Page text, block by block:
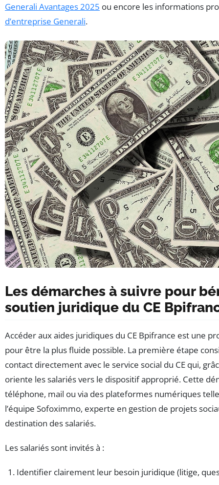
Generali Avantages 2025 ou encore les informations
d’entreprise Generali.
Les démarches à suivre pour
soutien juridique du CE
Accéder aux aides juridiques du CE Bpifrance est une
pour être la plus fluide possible. La première étape
contact directement avec le service social du CE qui,
oriente les salariés vers le dispositif approprié. Cette
téléphone, mail ou via des plateformes numériques
l’équipe Sofoximmo, experte en gestion de projets
destination des salariés.
Les salariés sont invités à :
Identifier clairement leur besoin juridique (litige,